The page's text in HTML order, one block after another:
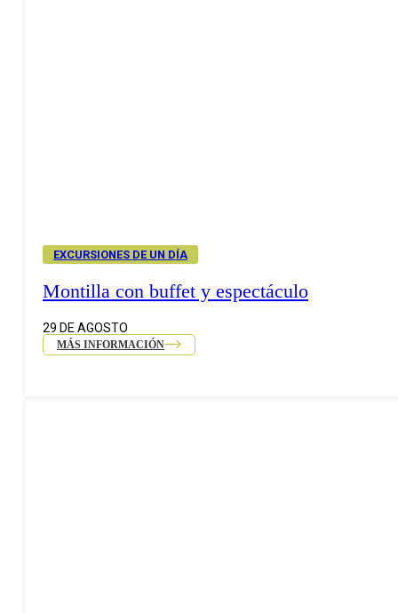
EXCURSIONES DE UN DÍA
Montilla con buffet y espectáculo
29 DE AGOSTO
MÁS INFORMACIÓN